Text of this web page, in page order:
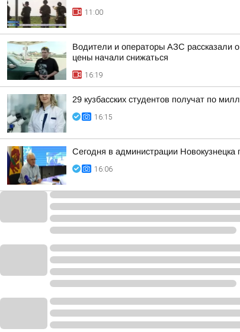
11:00
Водители и операторы АЗС рассказали
цены начали снижаться
16:19
29 кузбасских студентов получат по
16:15
Сегодня в администрации
16:06